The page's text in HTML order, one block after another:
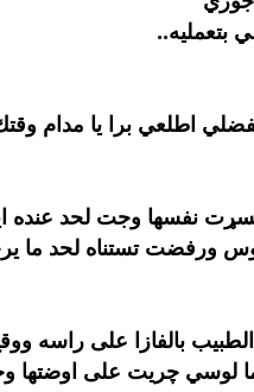
بتعمليه..
اطلعي برا يا مدام
نفسها وجت لحد عنده
ورفضت تستناه لحد ما
بالفازا على راسه
لوسي چريت على اوضتها